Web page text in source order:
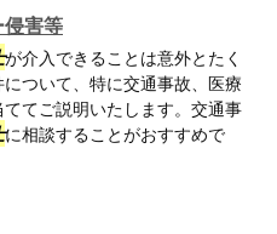
害等
が介入できることは意外とたく
ついて、特に交通事故、医療
てご説明いたします。交通事
に相談することがおすすめで